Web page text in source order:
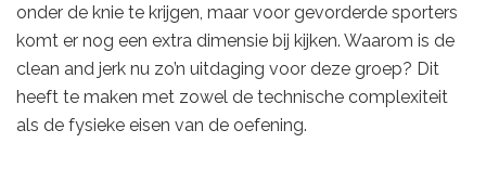
onder de knie te krijgen, maar voor gevorderde sporters
komt er nog een extra dimensie bij kijken. Waarom is de
clean and jerk nu zo’n uitdaging voor deze groep? Dit
heeft te maken met zowel de technische complexiteit
als de fysieke eisen van de oefening.